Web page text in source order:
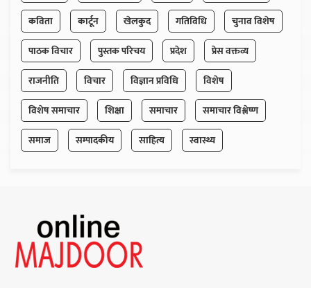
कविता
कार्टून खेलकुद गतिविधि
चुनाव विशेष
पाठक विचार
पुस्तक परिचय प्रदेश
प्रेस वक्तव्य
राजनीति
विचार विज्ञान प्रविधि
विशेष
विशेष समाचार
शिक्षा समाचार
समाचार विश्लेष्ण
समाज
सम्पादकीय साहित्य स्वास्थ्य